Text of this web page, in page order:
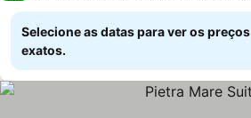
Selecione as datas para ver os preços
exatos.